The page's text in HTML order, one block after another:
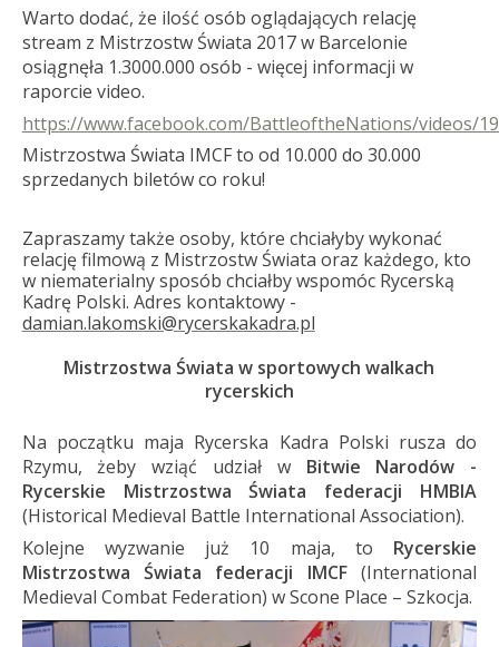
Warto dodać, że ilość osób oglądających relację
stream z Mistrzostw Świata 2017 w Barcelonie
osiągnęła 1.3000.000 osób - więcej informacji w
raporcie video.
https://www.facebook.com/BattleoftheNations/videos/
Mistrzostwa Świata IMCF to od 10.000 do 30.000
sprzedanych biletów co roku!
Zapraszamy także osoby, które chciałyby wykonać
relację filmową z Mistrzostw Świata oraz każdego, kto
w niematerialny sposób chciałby wspomóc Rycerską
Kadrę Polski. Adres kontaktowy -
damian.lakomski@rycerskakadra.pl
Mistrzostwa Świata w sportowych walkach
rycerskich
Na początku maja Rycerska Kadra Polski rusza do
Rzymu, żeby wziąć udział w Bitwie Narodów -
Rycerskie Mistrzostwa Świata federacji HMBIA
(Historical Medieval Battle International Association).
Kolejne wyzwanie już 10 maja, to Rycerskie
Mistrzostwa Świata federacji IMCF(International
Medieval Combat Federation) w Scone Place – Szkocja.